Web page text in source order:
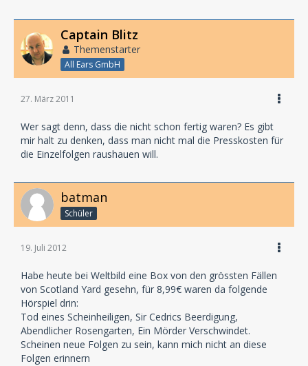
Captain Blitz
Themenstarter
All Ears GmbH
27. März 2011
Wer sagt denn, dass die nicht schon fertig waren? Es gibt
mir halt zu denken, dass man nicht mal die Presskosten für
die Einzelfolgen raushauen will.
batman
Schüler
19. Juli 2012
Habe heute bei Weltbild eine Box von den grössten Fällen
von Scotland Yard gesehn, für 8,99€ waren da folgende
Hörspiel drin:
Tod eines Scheinheiligen, Sir Cedrics Beerdigung,
Abendlicher Rosengarten, Ein Mörder Verschwindet.
Scheinen neue Folgen zu sein, kann mich nicht an diese
Folgen erinnern